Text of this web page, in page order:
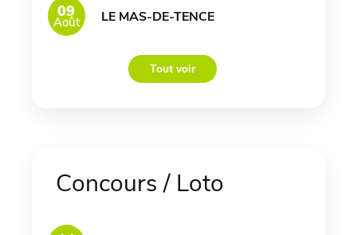
09
Août LE MAS-DE-TENCE
Tout voir
Concours / Loto